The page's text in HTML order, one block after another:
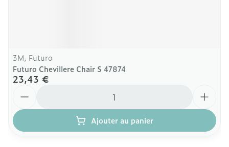
3M, Futuro
Futuro Chevillere Chair S 47874
23,43 €
Ajouter au panier